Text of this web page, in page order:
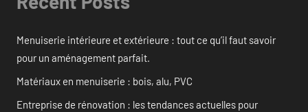
Menuiserie intérieure et extérieure : tout ce qu’il faut savoir
pour un aménagement parfait.
Matériaux en menuiserie : bois, alu, PVC
Entreprise de rénovation : les tendances actuelles pour